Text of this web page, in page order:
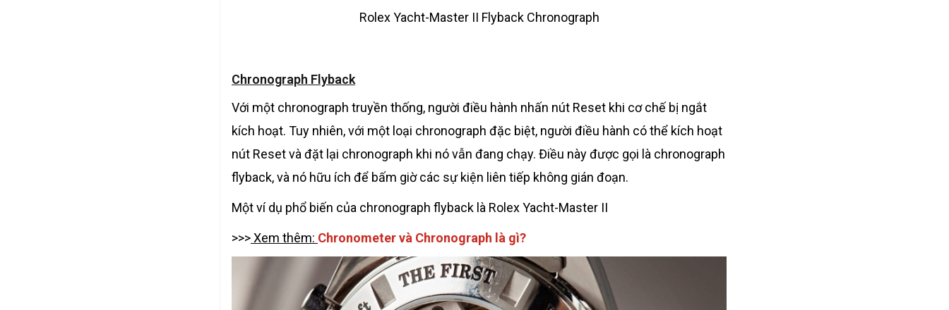
Rolex Yacht-Master II Flyback Chronograph
Chronograph Flyback
Với một chronograph truyền thống, người điều hành nhấn nút Reset khi cơ chế bị ngắt
kích hoạt. Tuy nhiên, với một loại chronograph đặc biệt, người điều hành có thể kích hoạt
nút Reset và đặt lại chronograph khi nó vẫn đang chạy. Điều này được gọi là chronograph
flyback, và nó hữu ích để bấm giờ các sự kiện liên tiếp không gián đoạn.
Một ví dụ phổ biến của chronograph flyback là Rolex Yacht-Master II
>>>Xem thêm: Chronometer và Chronograph là gì?